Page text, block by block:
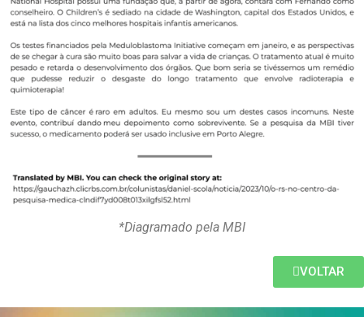
*Diagramado pela MBI
VOLTAR